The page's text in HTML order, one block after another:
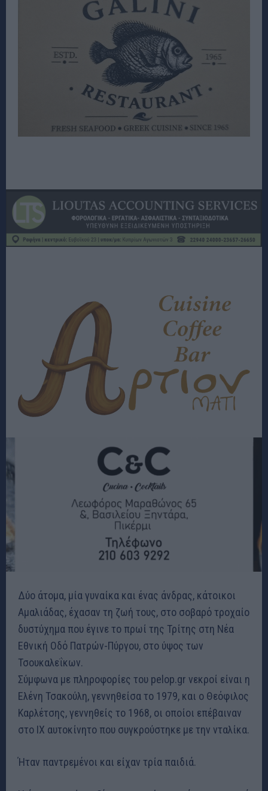
Δύο άτομα, μία γυναίκα και ένας άνδρας, κάτοικοι
Αμαλιάδας, έχασαν τη ζωή τους, στο σοβαρό τροχαίο
δυστύχημα που έγινε το πρωί της Τρίτης στη Νέα
Εθνική Οδό Πατρών-Πύργου, στο ύψος των
Τσουκαλεΐκων.
Σύμφωνα με πληροφορίες του pelop.gr νεκροί είναι η
Ελένη Τσακούλη, γεννηθείσα το 1979, και ο Θεόφιλος
Καρλέτσης, γεννηθείς το 1968, οι οποίοι επέβαιναν
στο IX αυτοκίνητο που συγκρούστηκε με την νταλίκα.
Ήταν παντρεμένοι και είχαν τρία παιδιά.